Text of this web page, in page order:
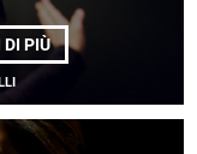
DI PIÙDI
WORKSHOP:
RAJEH<EM>THE
GATHERING